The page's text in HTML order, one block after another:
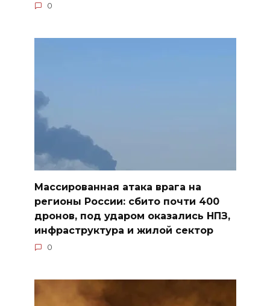
0
Массированная атака врага на
регионы России: сбито почти 400
дронов, под ударом оказались НПЗ,
инфраструктура и жилой сектор
0